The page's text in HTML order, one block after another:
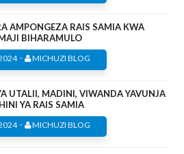
AMPONGEZA RAIS SAMIA KWA
BIHARAMULO
- MICHUZI BLOG
UTALII, MADINI, VIWANDA YAVUNJA
YA RAIS SAMIA
- MICHUZI BLOG